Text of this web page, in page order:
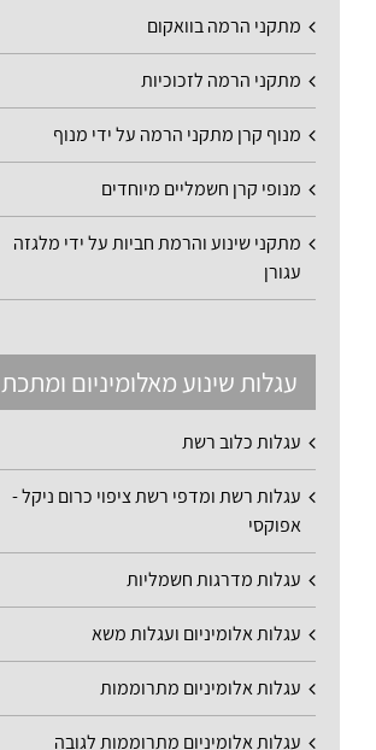
מתקני הרמה בוואקום
מתקני הרמה לזכוכיות
מנוף קרן מתקני הרמה על ידי מנוף
מנופי קרן חשמליים מיוחדים
מתקני שינוע והרמת חביות על ידי מלגזה
עגורן
עגלות שינוע מאלומיניום ומתכת
עגלות כלוב רשת
עגלות רשת ומדפי רשת ציפוי כרום ניקל -
אפוקסי
עגלות מדרגות חשמליות
עגלות אלומיניום ועגלות משא
עגלות אלומיניום מתרוממות
עגלות אלומיניום מתרוממות לגובה